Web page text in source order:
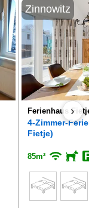
Zinnowitz
Ferienhaus Fietje
4-Zimmer-
Fietje)
85m²
›